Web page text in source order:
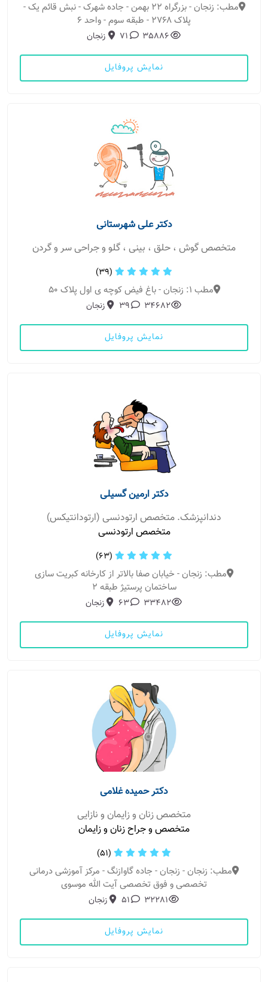
مطب: زنجان - بزرگراه ۲۲ بهمن - جاده شهرک - نبش قائم یک -
پلاک ۲۷۶۸ - طبقه سوم - واحد ۶
35886
71 زنجان
نمایش پروفایل
دکتر علی شهرستانی
متخصص گوش ، حلق ، بینی ، گلو و جراحی سر و گردن
(39)
مطب 1: زنجان - باغ فیض کوچه ی اول پلاک 50
34682
39 زنجان
نمایش پروفایل
دکتر ارمین گسیلی
دندانپزشک. متخصص ارتودنسی (ارتودانتیکس)
متخصص ارتودنسی
(63)
مطب: زنجان - خیابان صفا بالاتر از کارخانه کبریت سازی
ساختمان پرستیژ طبقه 2
33482
63 زنجان
نمایش پروفایل
دکتر حمیده غلامی
متخصص زنان و زایمان و نازایی
متخصص و جراح زنان و زایمان
(51)
مطب: زنجان - زنجان - جاده گاوازنگ - مرکز آموزشی درمانی
تخصصی و فوق تخصصی آیت الله موسوی
32281
51 زنجان
نمایش پروفایل